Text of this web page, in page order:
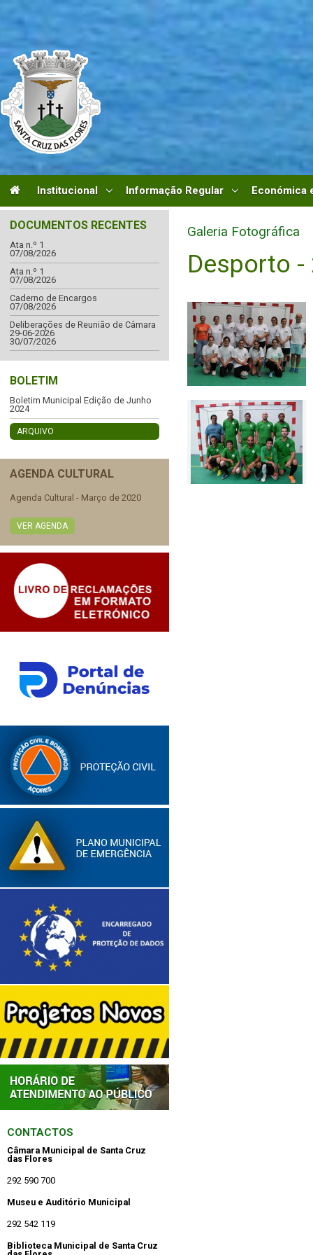
Institucional Informação Regular Económica
DOCUMENTOS RECENTES
Ata n.º 1
07/08/2026
Ata n.º 1
07/08/2026
Caderno de Encargos
07/08/2026
Deliberações de Reunião de Câmara
29-06-2026
30/07/2026
BOLETIM
Boletim Municipal Edição de Junho
2024
ARQUIVO
AGENDA CULTURAL
Agenda Cultural - Março de 2020
VER AGENDA
CONTACTOS
Câmara Municipal de Santa Cruz
das Flores
292 590 700
Museu e Auditório Municipal
292 542 119
Biblioteca Municipal de Santa Cruz
Galeria Fotográfica
Desporto -